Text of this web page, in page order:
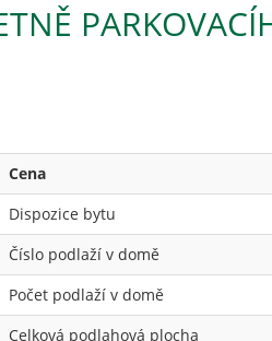
Cena
Dispozice bytu
Číslo podlaží v domě
Počet podlaží v domě
Celková podlahová plocha